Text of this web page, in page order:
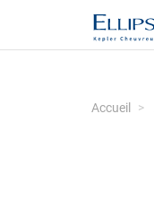
Accueil